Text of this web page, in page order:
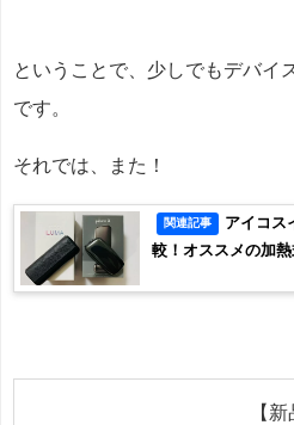
ということで、少しでもデバイ
です。
それでは、また！
関連記事
アイコス
較！オススメの加
【